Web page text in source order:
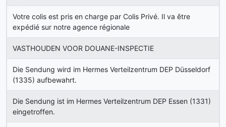
Votre colis est pris en charge par Colis Privé. Il va être
expédié sur notre agence régionale
VASTHOUDEN VOOR DOUANE-INSPECTIE
Die Sendung wird im Hermes Verteilzentrum DEP Düsseldorf
(1335) aufbewahrt.
Die Sendung ist im Hermes Verteilzentrum DEP Essen (1331)
eingetroffen.